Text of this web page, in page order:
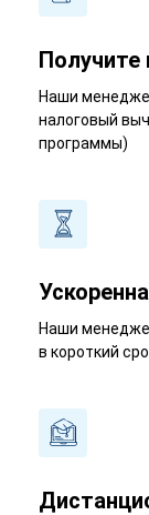
Получите
Наши
налоговый
программы)
Наши
в короткий